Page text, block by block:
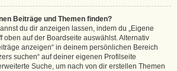
Beiträge und Themen finden?
du dir anzeigen lassen, indem du „Eigene
oben auf der Boardseite auswählst. Alternativ
anzeigen“ in deinem persönlichen Bereich
suchen“ auf deiner eigenen Profilseite
Suche, um nach von dir erstellen Themen